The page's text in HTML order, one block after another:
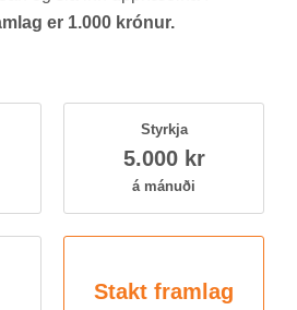
er 1.000 krónur.
Styrkja
5.000 kr
á mán­uði
Stakt fram­lag